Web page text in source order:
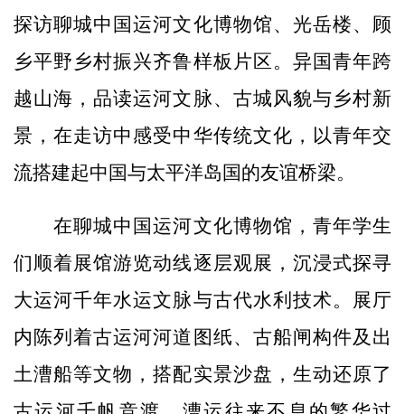
探访聊城中国运河文化博物馆、光岳楼、顾
乡平野乡村振兴齐鲁样板片区。异国青年跨
越山海，品读运河文脉、古城风貌与乡村新
景，在走访中感受中华传统文化，以青年交
流搭建起中国与太平洋岛国的友谊桥梁。
在聊城中国运河文化博物馆，青年学生
们顺着展馆游览动线逐层观展，沉浸式探寻
大运河千年水运文脉与古代水利技术。展厅
内陈列着古运河河道图纸、古船闸构件及出
土漕船等文物，搭配实景沙盘，生动还原了